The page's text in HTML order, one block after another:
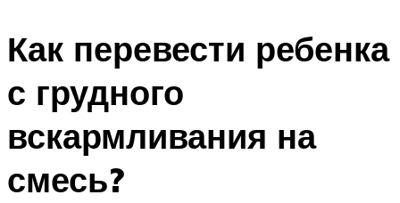
Как перевести ребенка
с грудного
вскармливания на
смесь?